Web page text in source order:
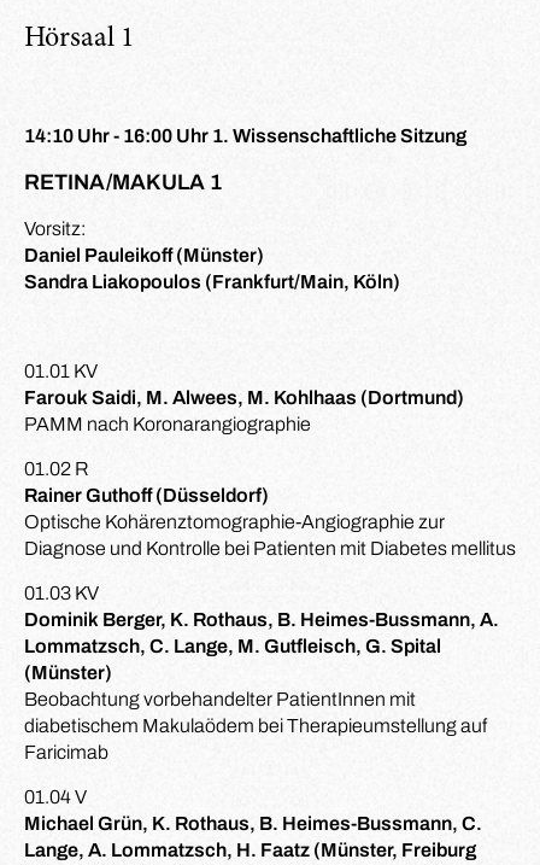
Hörsaal 1
14:10 Uhr - 16:00 Uhr 1. Wissenschaftliche Sitzung
RETINA/MAKULA 1
Vorsitz:
Daniel Pauleikoff (Münster)
Sandra Liakopoulos (Frankfurt/Main, Köln)
01.01 KV
Farouk Saidi, M. Alwees, M. Kohlhaas (Dortmund)
PAMM nach Koronarangiographie
01.02 R
Rainer Guthoff (Düsseldorf)
Optische Kohärenztomographie-Angiographie zur
Diagnose und Kontrolle bei Patienten mit Diabetes mellitus
01.03 KV
Dominik Berger, K. Rothaus, B. Heimes-Bussmann, A.
Lommatzsch, C. Lange, M. Gutfleisch, G. Spital
(Münster)
Beobachtung vorbehandelter PatientInnen mit
diabetischem Makulaödem bei Therapieumstellung auf
Faricimab
01.04 V
Michael Grün, K. Rothaus, B. Heimes-Bussmann, C.
Lange, A. Lommatzsch, H. Faatz (Münster, Freiburg